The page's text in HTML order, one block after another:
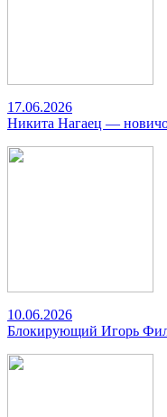
17.06.2026
Никита Нагаец —
10.06.2026
Блокирующий Игорь